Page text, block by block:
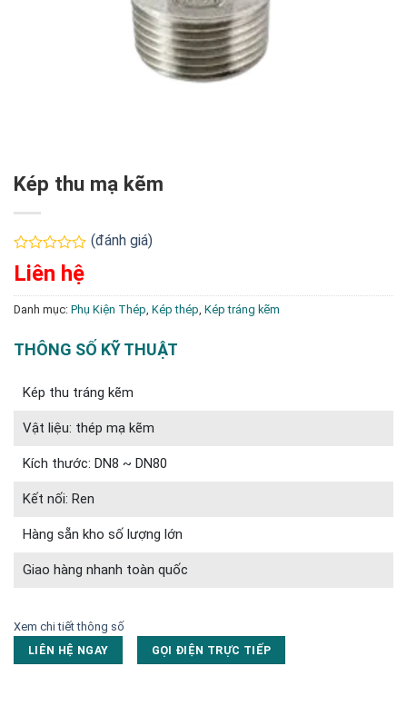
Kép thu mạ kẽm
Được
xếp
hạng
0
(đánh giá)
Liên hệ
Danh mục: Phụ Kiện Thép, Kép thép, Kép tráng kẽm
THÔNG SỐ KỸ THUẬT
Kép thu tráng kẽm
Vật liệu: thép mạ kẽm
Kích thước: DN8 ~ DN80
Kết nối: Ren
Hàng sẵn kho số lượng lớn
Giao hàng nhanh toàn quốc
Xem chi tiết thông số
LIÊN HỆ NGAY
GỌI ĐIỆN TRỰC TIẾP